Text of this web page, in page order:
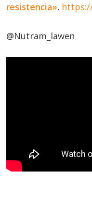
resistencia».
@Nutram_lawen